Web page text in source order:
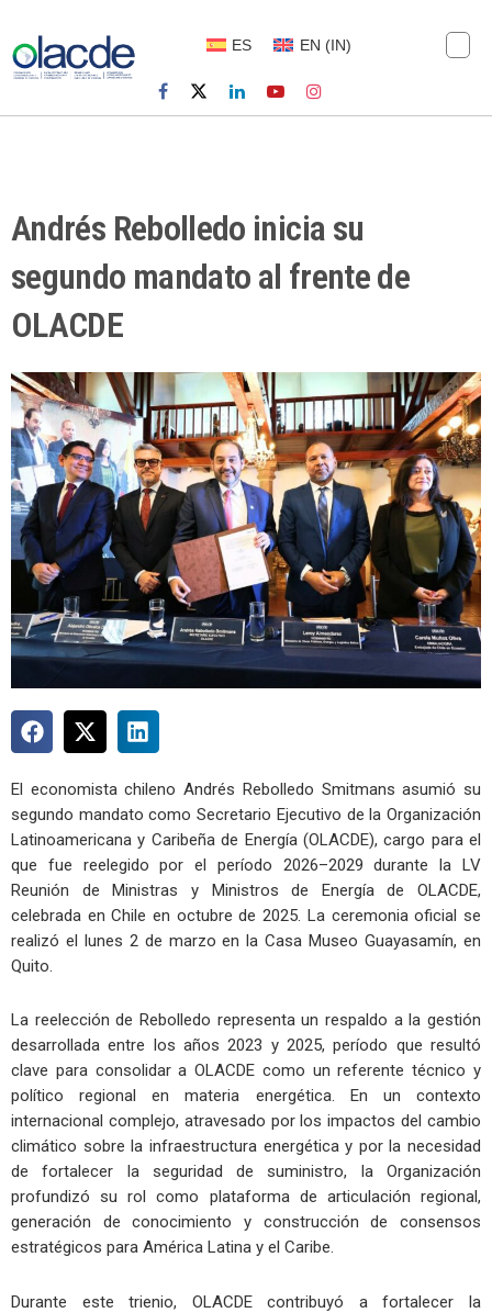
ES EN (IN)
Andrés Rebolledo inicia su
segundo mandato al frente de
OLACDE
El economista chileno Andrés Rebolledo Smitmans asumió su
segundo mandato como Secretario Ejecutivo de la Organización
Latinoamericana y Caribeña de Energía (OLACDE), cargo para el
que fue reelegido por el período 2026–2029 durante la LV
Reunión de Ministras y Ministros de Energía de OLACDE,
celebrada en Chile en octubre de 2025. La ceremonia oficial se
realizó el lunes 2 de marzo en la Casa Museo Guayasamín, en
Quito.
La reelección de Rebolledo representa un respaldo a la gestión
desarrollada entre los años 2023 y 2025, período que resultó
clave para consolidar a OLACDE como un referente técnico y
político regional en materia energética. En un contexto
internacional complejo, atravesado por los impactos del cambio
climático sobre la infraestructura energética y por la necesidad
de fortalecer la seguridad de suministro, la Organización
profundizó su rol como plataforma de articulación regional,
generación de conocimiento y construcción de consensos
estratégicos para América Latina y el Caribe.
Durante este trienio, OLACDE contribuyó a fortalecer la